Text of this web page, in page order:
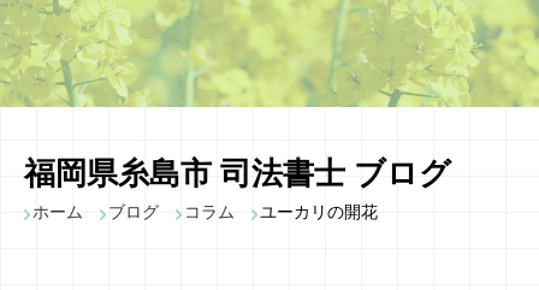
福岡県糸島市 司法書士 ブログ
ホーム ブログ コラム ユーカリの開花